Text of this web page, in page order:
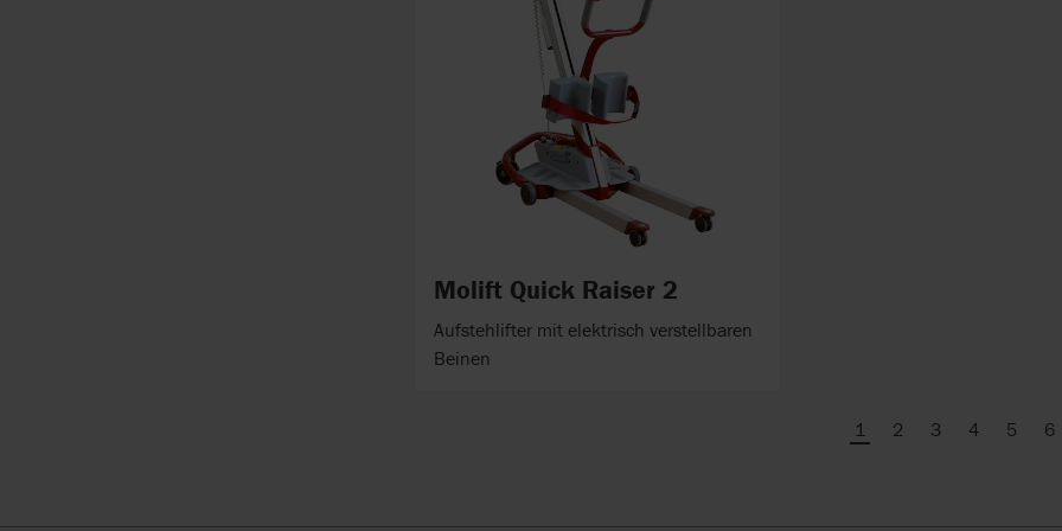
Molift Quick Raiser 2
Aufstehlifter mit elektrisch verstellbaren
Beinen
1 2 3 4 5 6